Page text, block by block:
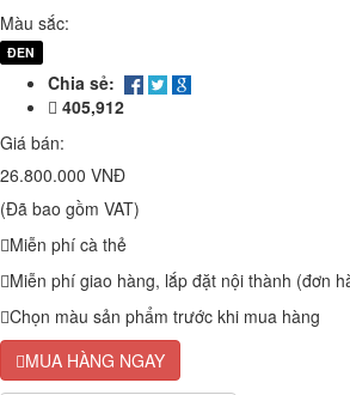
Màu sắc:
ĐEN
Chia sẻ:
405,912
Giá bán:
26.800.000 VNĐ
(Đã bao gồm VAT)
Miễn phí cà thẻ
Miễn phí giao hàng, lắp đặt nội thành (đơn
Chọn màu sản phẩm trước khi mua hàng
MUA HÀNG NGAY